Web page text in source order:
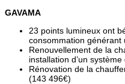
GAVAMA
23 points lumineux ont
consommation générant
Renouvellement de la
installation d’un
Rénovation de la
(143 496€)